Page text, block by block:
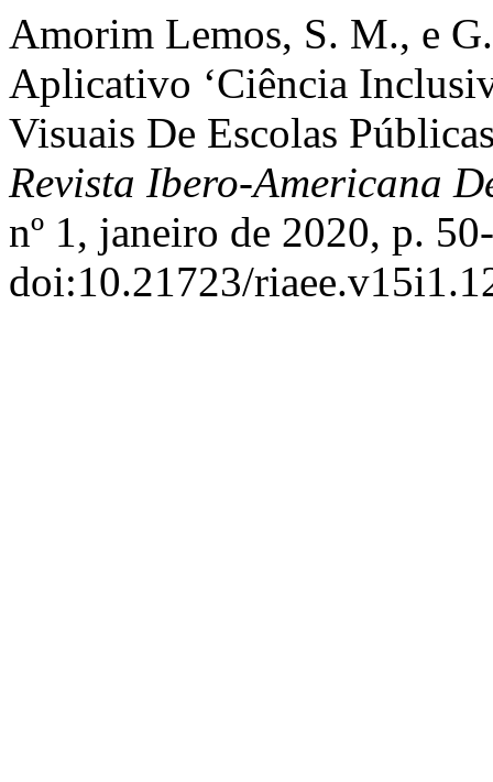
Amorim Lemos, S. M., e
Aplicativo ‘Ciência
Visuais De Escolas
Revista Ibero-Americana
nº 1, janeiro de 2020, p.
doi:10.21723/